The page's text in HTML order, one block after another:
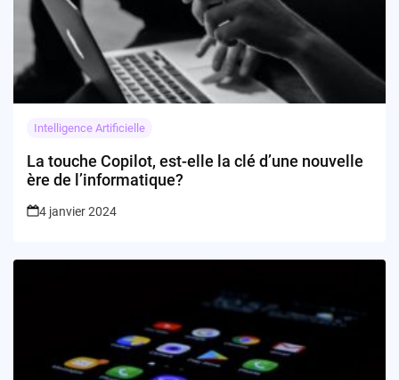
Intelligence Artificielle
La touche Copilot, est-elle la clé d’une nouvelle
ère de l’informatique?
4 janvier 2024